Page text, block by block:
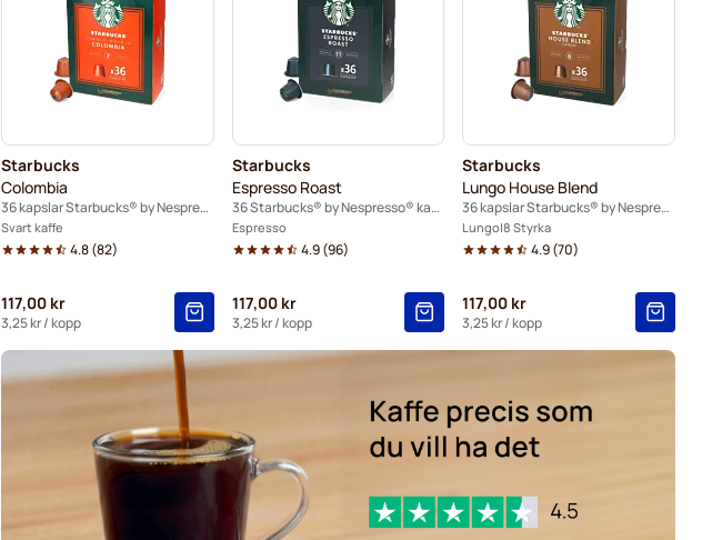
Merrild-kaffekapslar för Nespresso® Gevalia-kaffekapslar för Nespresso®
Belmio-kaffekapslar för Nespresso® Friele-kaffekapslar för Nespresso®
Tonino Lamborghini kaffekapslar för Nespresso®
Starbucks
Colombia
36 kapslar Starbucks® by Nespresso®
Svart kaffe
4.8(82)
117,00 kr
3,25 kr/ kopp
Starbucks
Espresso Roast
36 Starbucks® by Nespresso® kapslar
Espresso
4.9(96)
117,00 kr
3,25 kr/ kopp
Starbucks
Lungo House Blend
36 kapslar Starbucks® by Nespresso®
Lungo 8 Styrka
4.9(70)
117,00 kr
3,25 kr/ kopp